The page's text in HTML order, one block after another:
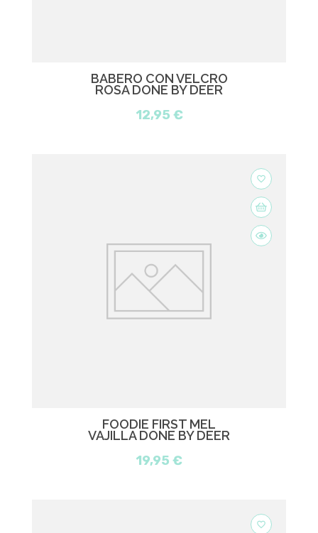
BABERO CON VELCRO
ROSA DONE BY DEER
12,95 €
favorite_border
FOODIE FIRST MEL
VAJILLA DONE BY DEER
19,95 €
favorite_border